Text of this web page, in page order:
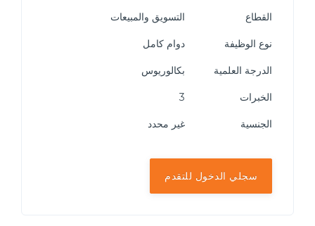
القطاع التسويق والمبيعات
نوع الوظيفة دوام كامل
الدرجة العلمية بكالوريوس
الخبرات
الجنسية غير محدد
سجلي الدخول للتقدم